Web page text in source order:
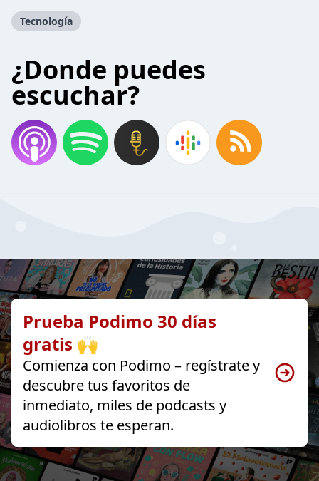
Tecnología
¿Donde puedes
escuchar?
Prueba Podimo 30 días
gratis 🙌
Comienza con Podimo – regístrate y
descubre tus favoritos de
inmediato, miles de podcasts y
audiolibros te esperan.